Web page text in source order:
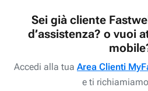
Sei già cliente
d’assistenza? o vuoi
Accedi alla tua Area Clienti
e ti